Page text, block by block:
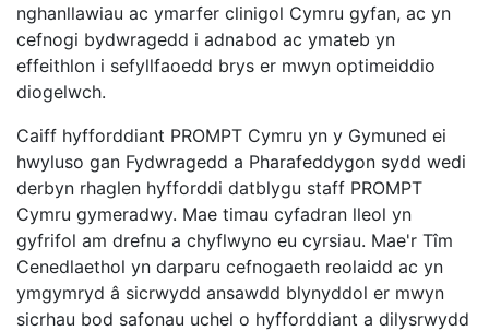
nghanllawiau ac ymarfer clinigol Cymru gyfan, ac yn
cefnogi bydwragedd i adnabod ac ymateb yn
effeithlon i sefyllfaoedd brys er mwyn optimeiddio
diogelwch.
Caiff hyfforddiant PROMPT Cymru yn y Gymuned ei
hwyluso gan Fydwragedd a Pharafeddygon sydd wedi
derbyn rhaglen hyfforddi datblygu staff PROMPT
Cymru gymeradwy. Mae timau cyfadran lleol yn
gyfrifol am drefnu a chyflwyno eu cyrsiau. Mae'r Tîm
Cenedlaethol yn darparu cefnogaeth reolaidd ac yn
ymgymryd â sicrwydd ansawdd blynyddol er mwyn
sicrhau bod safonau uchel o hyfforddiant a dilysrwydd